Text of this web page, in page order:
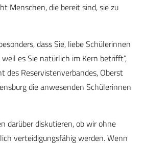
Menschen, die bereit sind, sie zu
dass Sie, liebe Schülerinnen
es Sie natürlich im Kern betrifft“,
des Reservistenverbandes, Oberst
die anwesenden Schülerinnen
darüber diskutieren, ob wir ohne
verteidigungsfähig werden. Wenn